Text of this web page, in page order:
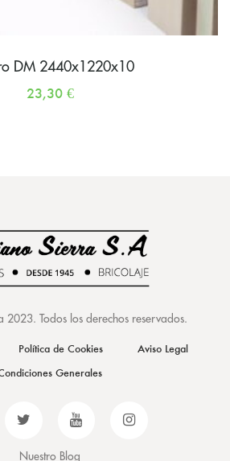
DM 2440x1220x10
23,30 €
2023 . Todos los derechos reservados.
Política de Cookies
Aviso Legal
Generales
Nuestro Blog